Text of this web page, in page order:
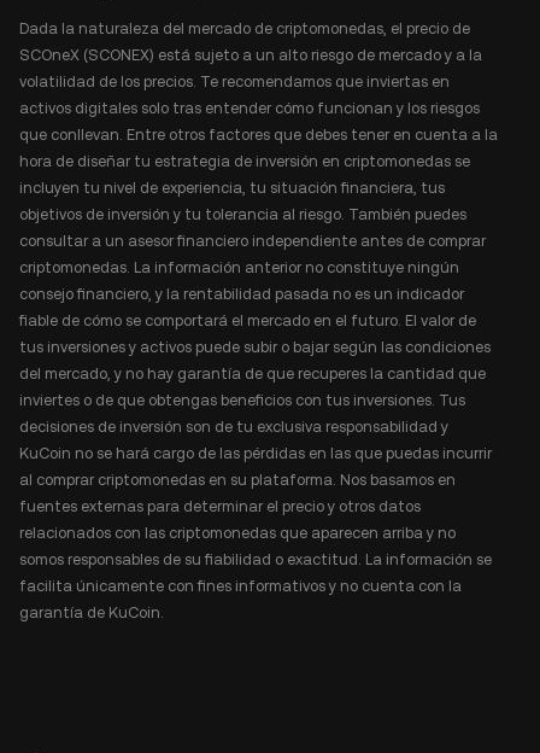
Dada la naturaleza del mercado de criptomonedas, el precio de
SCOneX (SCONEX) está sujeto a un alto riesgo de mercado y a la
volatilidad de los precios. Te recomendamos que inviertas en
activos digitales solo tras entender cómo funcionan y los riesgos
que conllevan. Entre otros factores que debes tener en cuenta a la
hora de diseñar tu estrategia de inversión en criptomonedas se
incluyen tu nivel de experiencia, tu situación financiera, tus
objetivos de inversión y tu tolerancia al riesgo. También puedes
consultar a un asesor financiero independiente antes de comprar
criptomonedas. La información anterior no constituye ningún
consejo financiero, y la rentabilidad pasada no es un indicador
fiable de cómo se comportará el mercado en el futuro. El valor de
tus inversiones y activos puede subir o bajar según las condiciones
del mercado, y no hay garantía de que recuperes la cantidad que
inviertes o de que obtengas beneficios con tus inversiones. Tus
decisiones de inversión son de tu exclusiva responsabilidad y
KuCoin no se hará cargo de las pérdidas en las que puedas incurrir
al comprar criptomonedas en su plataforma. Nos basamos en
fuentes externas para determinar el precio y otros datos
relacionados con las criptomonedas que aparecen arriba y no
somos responsables de su fiabilidad o exactitud. La información se
facilita únicamente con fines informativos y no cuenta con la
garantía de KuCoin.